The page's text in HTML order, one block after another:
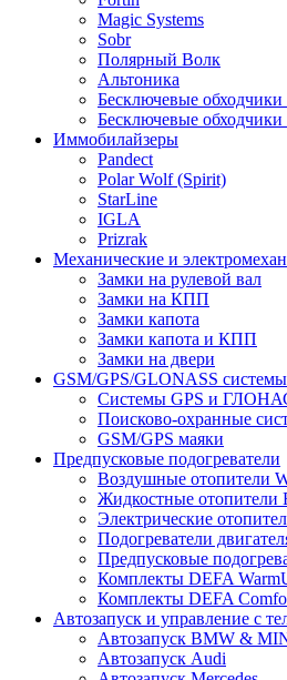
Magic Systems
Sobr
Полярный Волк
Альтоника
Бесключевые
Бесключевые
Иммобилайзеры
Pandect
Polar Wolf (Spirit)
StarLine
IGLA
Prizrak
Механические и
Замки на рулевой вал
Замки на КПП
Замки капота
Замки капота и КПП
Замки на двери
GSM/GPS/GLONASS
Системы GPS и
Поисково-охранные
GSM/GPS маяки
Предпусковые подогреватели
Воздушные отопители
Жидкостные отопители
Электрические
Подогреватели
Предпусковые
Комплекты DEFA
Комплекты DEFA
Автозапуск и управление с
Автозапуск BMW &
Автозапуск Audi